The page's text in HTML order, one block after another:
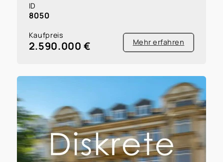
ID
8050
Kaufpreis
2.590.000 € Mehr erfahren